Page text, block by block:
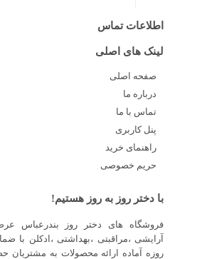
اطلاعات تماس
لینک های اصلی
صفحه اصلی
درباره ما
تماس با ما
پنل کاربری
راهنمای خرید
حریم خصوصی
با دختر روز به روز هستیم!
فروشگاه های دختر روز بندرعباس
آرایشی ،مراقبتی ،بهداشتی ،ادکلن با
روزه آماده ارائه محصولات به